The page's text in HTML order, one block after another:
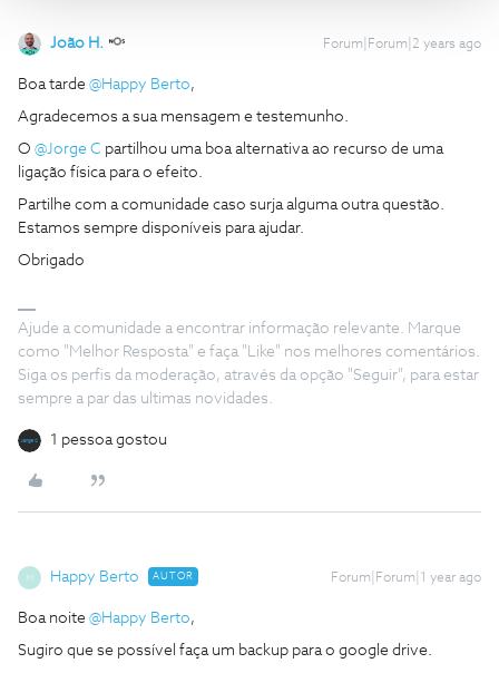
João H. Forum|Forum|2 years ago
Boa tarde @Happy Berto,
Agradecemos a sua mensagem e testemunho.
O @Jorge C partilhou uma boa alternativa ao recurso de uma
ligação física para o efeito.
Partilhe com a comunidade caso surja alguma outra questão.
Estamos sempre disponíveis para ajudar.
Obrigado
Ajude a comunidade a encontrar informação relevante. Marque
como "Melhor Resposta" e faça "Like" nos melhores comentários.
Siga os perfis da moderação, através da opção "Seguir", para estar
sempre a par das ultimas novidades.
1 pessoa gostou
Happy Berto AUTOR Forum|Forum|1 year ago
Boa noite @Happy Berto,
Sugiro que se possível faça um backup para o google drive.